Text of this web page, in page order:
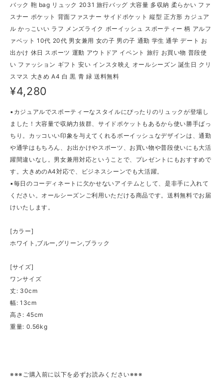
バック 鞄 bag リュック 2031 旅行バッグ 大容量 多収納 柔らかい ファ
スナー ポケット 背面ファスナー サイドポケット 縦型 正方形 カジュア
ル かっこいい ラフ メンズライク ボーイッシュ スポーティー 柄 アルフ
ァベット 10代 20代 男女兼用 女の子 男の子 通勤 学生 通学 デート お
出かけ 休日 スポーツ 運動 アウトドア イベント 旅行 お買い物 普段使
い ファッション ギフト 安い インスタ映え オールシーズン 誕生日 クリ
スマス 大きめ A4 白 黒 青 緑 送料無料
¥4,280
▪カジュアルでスポーティーなスタイルにぴったりのリュックが登場し
ました！大容量で収納力抜群、サイドポケットもあるから使い勝手ばっ
ちり。カッコいい印象を与えてくれるボーイッシュなデザインは、通勤
や通学はもちろん、お出かけやスポーツ、お買い物や普段使いにも大活
躍間違いなし。男女兼用対応ということで、プレゼントにもおすすめで
す。大きめのA4対応で、ビジネスシーンでも大活躍。
▪毎日のコーディネートに欠かせないアイテムとして、是非手に入れて
ください。オールシーズンご利用いただける商品です。送料無料でお届
けいたします。
[カラー]
ホワイト,ブルー,グリーン,ブラック
[サイズ]
ワンサイズ
丈: 30cm
幅: 13cm
高さ: 45cm
重量: 0.56kg
※※※ご購入前に以下を必ずお読みください※※※